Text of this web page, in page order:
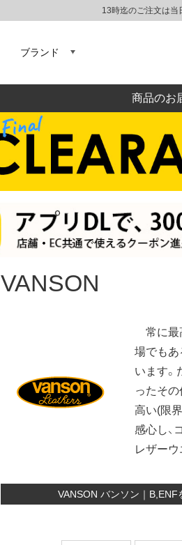
13時迄のご注文は当
ブランド
商品のお
VANSON
常に最
場でもあ
います。
ったその
高い(限
感心し、
レザー
VANSON バンソン｜B,ENF